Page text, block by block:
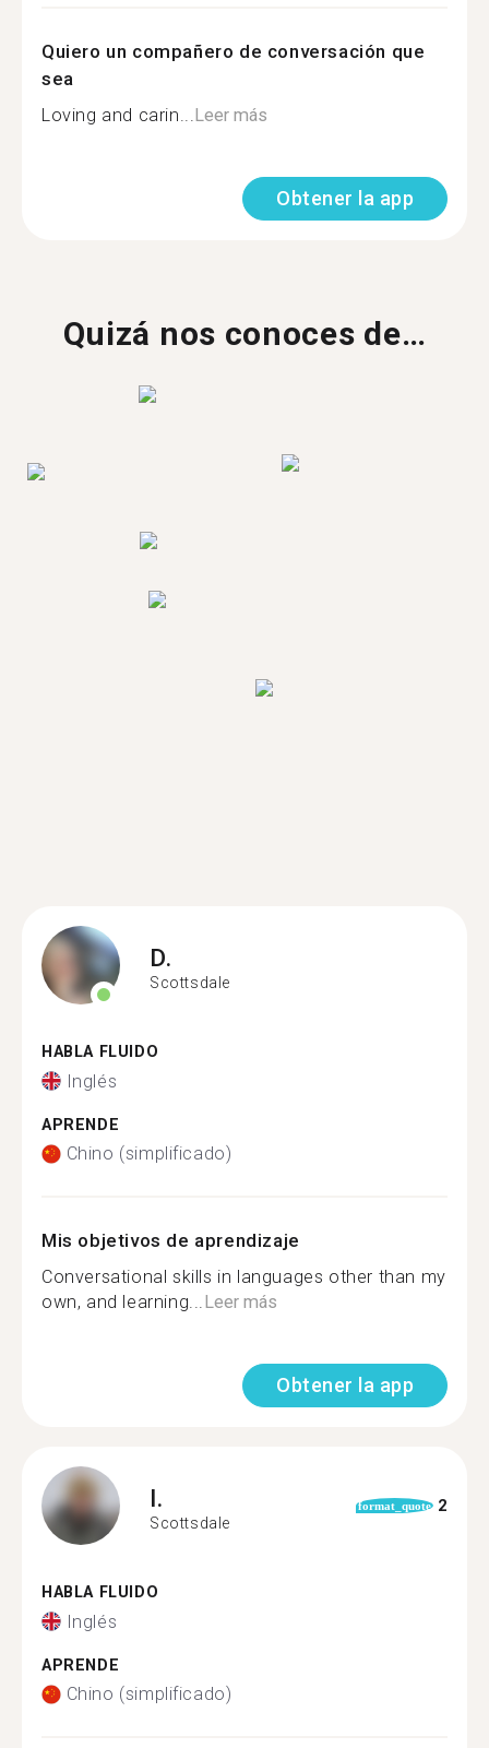
Quiero un compañero de conversación que
sea
Loving and carin...Leer más
Obtener la app
Quizá nos conoces de…
D.
Scottsdale
HABLA FLUIDO
Inglés
APRENDE
Chino (simplificado)
Mis objetivos de aprendizaje
Conversational skills in languages other than my
own, and learning...Leer más
Obtener la app
I.
Scottsdale
format_quote 2
HABLA FLUIDO
Inglés
APRENDE
Chino (simplificado)